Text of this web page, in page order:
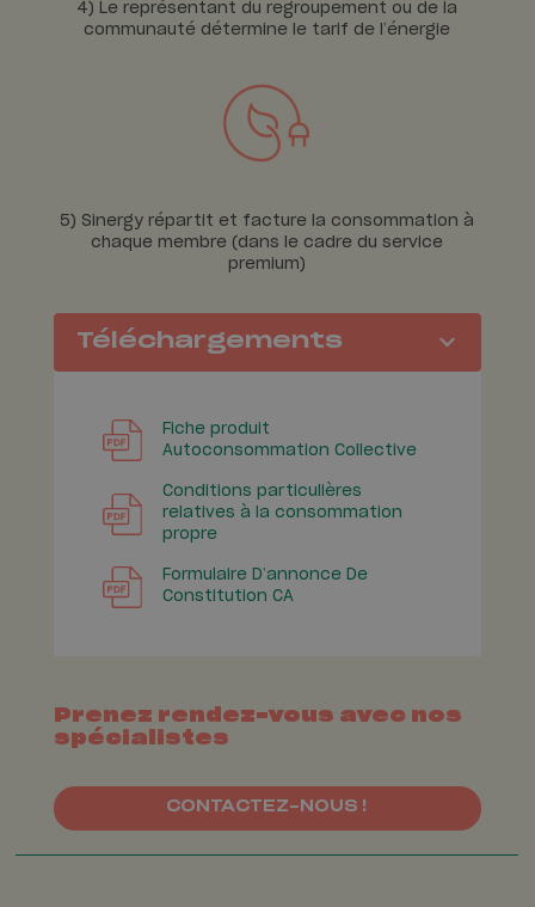
4) Le représentant du regroupement ou de la
communauté détermine le tarif de l’énergie
5) Sinergy répartit et facture la consommation à
chaque membre (dans le cadre du service
premium)
Téléchargements
Fiche produit
Autoconsommation Collective
Conditions particulières
relatives à la consommation
propre
Formulaire D’annonce De
Constitution CA
Prenez rendez-vous avec nos
spécialistes
CONTACTEZ-NOUS !